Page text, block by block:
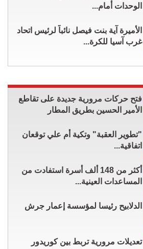
الوحدات أمام...
الأميرة آية بنت فيصل نائباً لرئيس اتحاد
غرب آسيا للكرة...
فتح حركات مرورية جديدة على تقاطع
الأمير الحسين بطريق المطار
"تطوير العقبة" وتكية أم علي توقعان
اتفاقية...
أكثر من 148 ألف أسرة استفادت من
المساعدات العينية...
الدلابيح رئيسا لمؤسسة إعمار جرش
تعديلات مرورية تربط بين كوريدور